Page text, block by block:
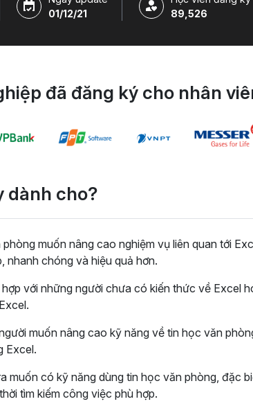
01/12/21
89,526
đã đăng ký cho nhân
dành cho?
muốn nâng cao nghiệm vụ liên quan tới
nhanh chóng và hiệu quả hơn.
với những người chưa có kiến thức về Excel
muốn nâng cao kỹ năng về tin học văn
Excel.
muốn có kỹ năng dùng tin học văn phòng, đặc
tìm kiếm công việc phù hợp.